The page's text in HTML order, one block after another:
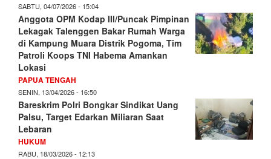
SABTU, 04/07/2026 - 15:04
Anggota OPM Kodap III/Puncak Pimpinan
Lekagak Talenggen Bakar Rumah Warga
di Kampung Muara Distrik Pogoma, Tim
Patroli Koops TNI Habema Amankan
Lokasi
PAPUA TENGAH
SENIN, 13/04/2026 - 16:50
Bareskrim Polri Bongkar Sindikat Uang
Palsu, Target Edarkan Miliaran Saat
Lebaran
HUKUM
RABU, 18/03/2026 - 12:13